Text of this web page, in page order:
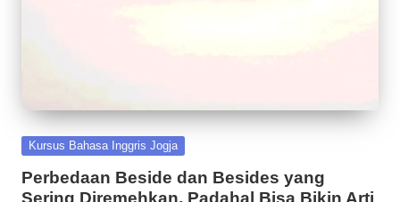
Kursus Bahasa Inggris Jogja
Perbedaan Beside dan Besides yang
Sering Diremehkan, Padahal Bisa Bikin Arti